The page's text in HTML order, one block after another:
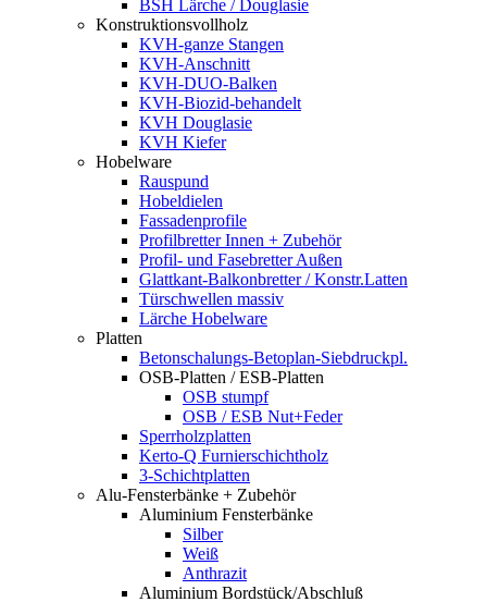
BSH Lärche / Douglasie
Konstruktionsvollholz
KVH-ganze Stangen
KVH-Anschnitt
KVH-DUO-Balken
KVH-Biozid-behandelt
KVH Douglasie
KVH Kiefer
Hobelware
Rauspund
Hobeldielen
Fassadenprofile
Profilbretter Innen + Zubehör
Profil- und Fasebretter Außen
Glattkant-Balkonbretter / Konstr.Latten
Türschwellen massiv
Lärche Hobelware
Platten
Betonschalungs-Betoplan-Siebdruckpl.
OSB-Platten / ESB-Platten
OSB stumpf
OSB / ESB Nut+Feder
Sperrholzplatten
Kerto-Q Furnierschichtholz
3-Schichtplatten
Alu-Fensterbänke + Zubehör
Aluminium Fensterbänke
Silber
Weiß
Anthrazit
Aluminium Bordstück/Abschluß